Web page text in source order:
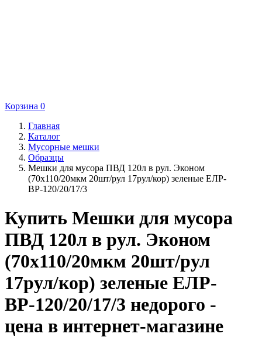
Корзина 0
Главная
Каталог
Мусорные мешки
Образцы
Мешки для мусора ПВД 120л в рул. Эконом
(70х110/20мкм 20шт/рул 17рул/кор) зеленые ЕЛР-
ВР-120/20/17/3
Купить Мешки для мусора
ПВД 120л в рул. Эконом
(70х110/20мкм 20шт/рул
17рул/кор) зеленые ЕЛР-
ВР-120/20/17/3 недорого -
цена в интернет-магазине